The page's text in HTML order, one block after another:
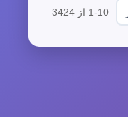
1-10 از 3424